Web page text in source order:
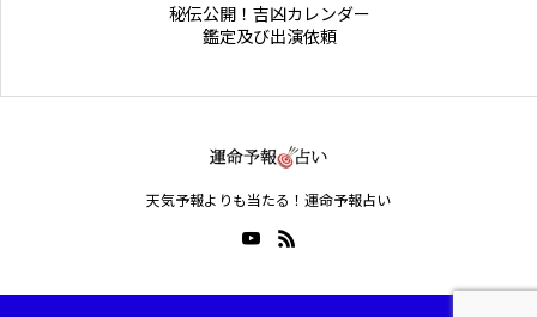
秘伝公開！吉凶カレンダー
鑑定及び出演依頼
天気予報よりも当たる！運命予報占い